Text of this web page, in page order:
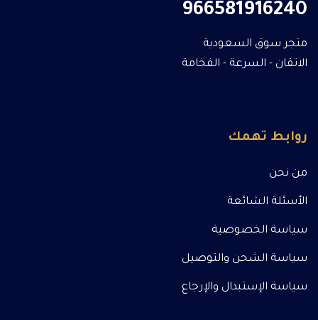
966581916240
متجر سوق السعودية
الاتقان - السرعة - الفخامة
روابط تهمك
من نحن
الأسئلة الشائعة
سياسة الخصوصية
سياسة الشحن والتوصيل
سياسة الإستبدال والإرجاع